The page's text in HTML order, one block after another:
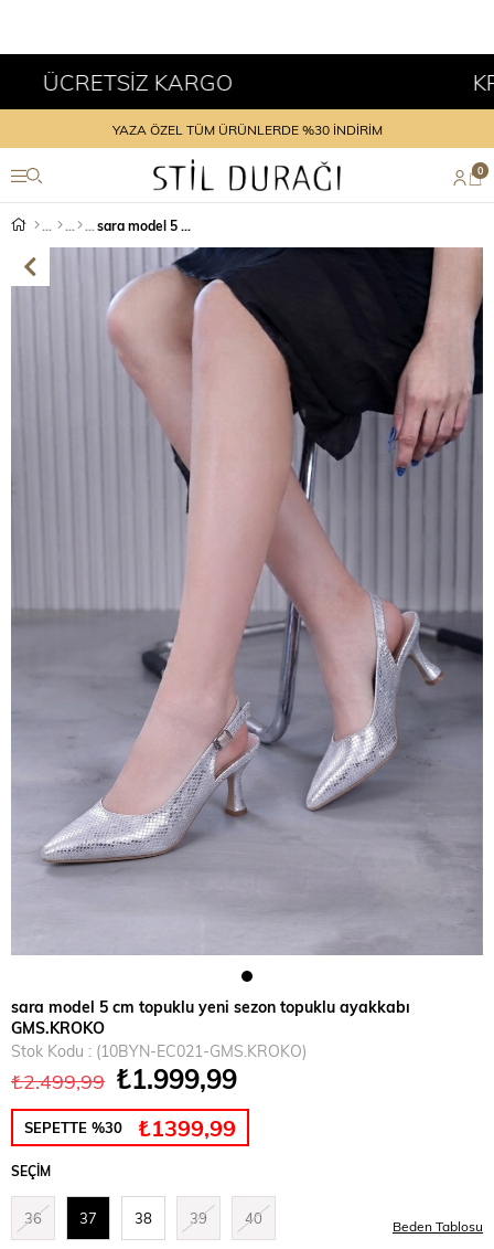
KARGO KREDİ
YAZA ÖZEL TÜM ÜRÜNLERDE %30 İNDİRİM
0
sara model 5 cm topuklu yeni sezon topuklu ayakkabı GMS.KROKO
sara model 5 cm topuklu yeni sezon topuklu ayakkabı
GMS.KROKO
Stok Kodu
(10BYN-EC021-GMS.KROKO)
₺2.499,99 ₺1.999,99
SEPETTE %30 ₺1399,99
SEÇIM
36 37 38 39 40 Beden Tablosu